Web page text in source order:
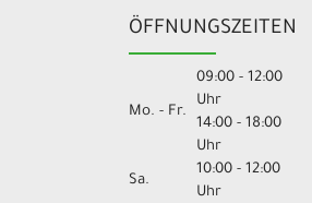
ÖFFNUNGSZEITEN
Mo. - Fr.
09:00 - 12:00
Uhr
14:00 - 18:00
Uhr
Sa.
10:00 - 12:00
Uhr